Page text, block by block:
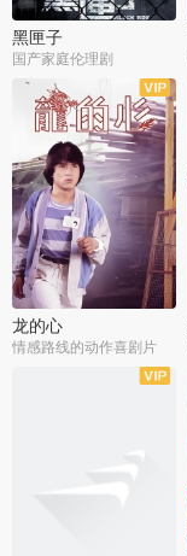
黑匣子
国产家庭伦理剧
龙的心
情感路线的动作喜剧片